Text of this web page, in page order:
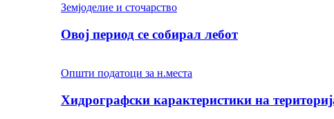
Земјоделие и сточарство
Овој период се собирал лебот
Општи податоци за н.места
Хидрографски карактеристики на